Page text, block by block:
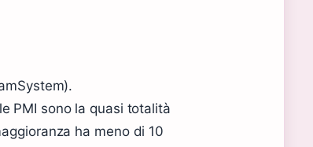
PMI sono la quasi totalità
ha meno di 10